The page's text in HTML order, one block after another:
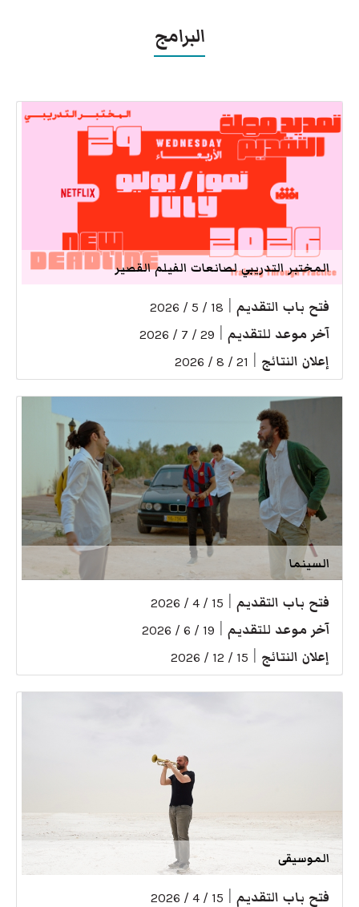
البرامج
المختبر التدريبي لصانعات الفيلم القصير
فتح باب التقديم 18 / 5 / 2026
آخر موعد للتقديم 29 / 7 / 2026
إعلان النتائج 21 / 8 / 2026
السينما
فتح باب التقديم 15 / 4 / 2026
آخر موعد للتقديم 19 / 6 / 2026
إعلان النتائج 15 / 12 / 2026
الموسيقى
فتح باب التقديم 15 / 4 / 2026